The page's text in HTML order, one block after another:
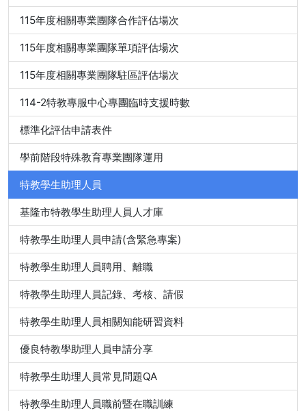
115年度相關專業團隊合作評估場次
115年度相關專業團隊單項評估場次
115年度相關專業團隊駐區評估場次
114-2特教專服中心專團臨時支援時數
標準化評估申請表件
學前階段特殊教育專業團隊運用
特教學生助理人員
基隆市特教學生助理人員人才庫
特教學生助理人員申請(含緊急專案)
特教學生助理人員聘用、離職
特教學生助理人員記錄、考核、請假
特教學生助理人員相關知能研習資料
優良特教學助理人員申請分享
特教學生助理人員常見問題QA
特教學生助理人員職前暨在職訓練